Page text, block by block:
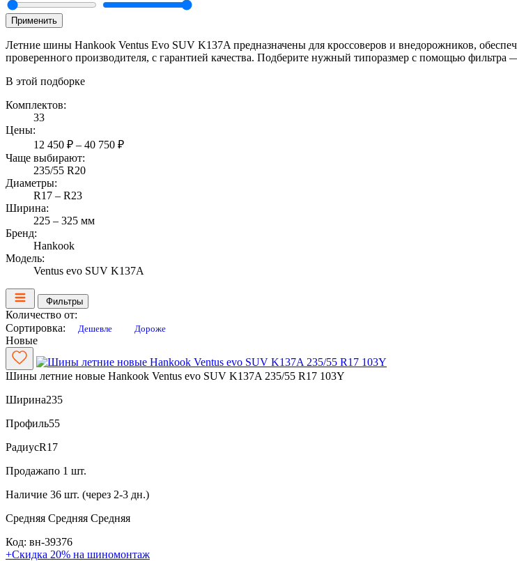
Применить
Летние шины Hankook Ventus Evo SUV K137A предназначены для кроссоверов и внедорожников,
проверенного производителя, с гарантией качества. Подберите нужный типоразмер с помощью фильтра
В этой подборке
Комплектов:
33
Цены:
12 450 ₽ – 40 750 ₽
Чаще выбирают:
235/55 R20
Диаметры:
R17 – R23
Ширина:
225 – 325 мм
Бренд:
Hankook
Модель:
Ventus evo SUV K137A
Фильтры
Количество от:
Сортировка:
Дешевле Дороже
Новые
Шины летние новые Hankook Ventus evo SUV K137A 235/55 R17 103Y
Ширина235
Профиль55
РадиусR17
Продажапо 1 шт.
Наличие 36 шт. (через 2-3 дн.)
Средняя Средняя Средняя
Код: вн-39376
+Скидка 20% на шиномонтаж